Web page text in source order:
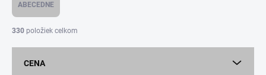
n
i
ABECEDNE
330 položiek celkom
CENA